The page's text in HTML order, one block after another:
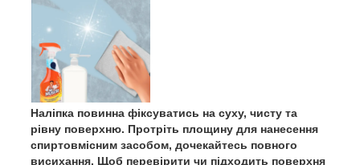
Наліпка повинна фіксуватись на суху, чисту та
рівну поверхню. Протріть площину для нанесення
спиртовмісним засобом, дочекайтесь повного
висихання. Щоб перевірити чи підходить поверхня